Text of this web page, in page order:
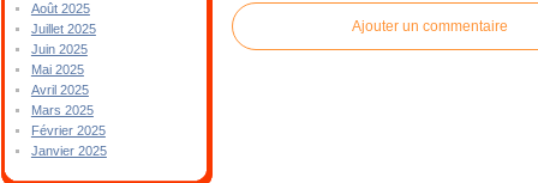
Août 2025
Juillet 2025
Juin 2025
Mai 2025
Avril 2025
Mars 2025
Février 2025
Janvier 2025
Ajouter un commentaire